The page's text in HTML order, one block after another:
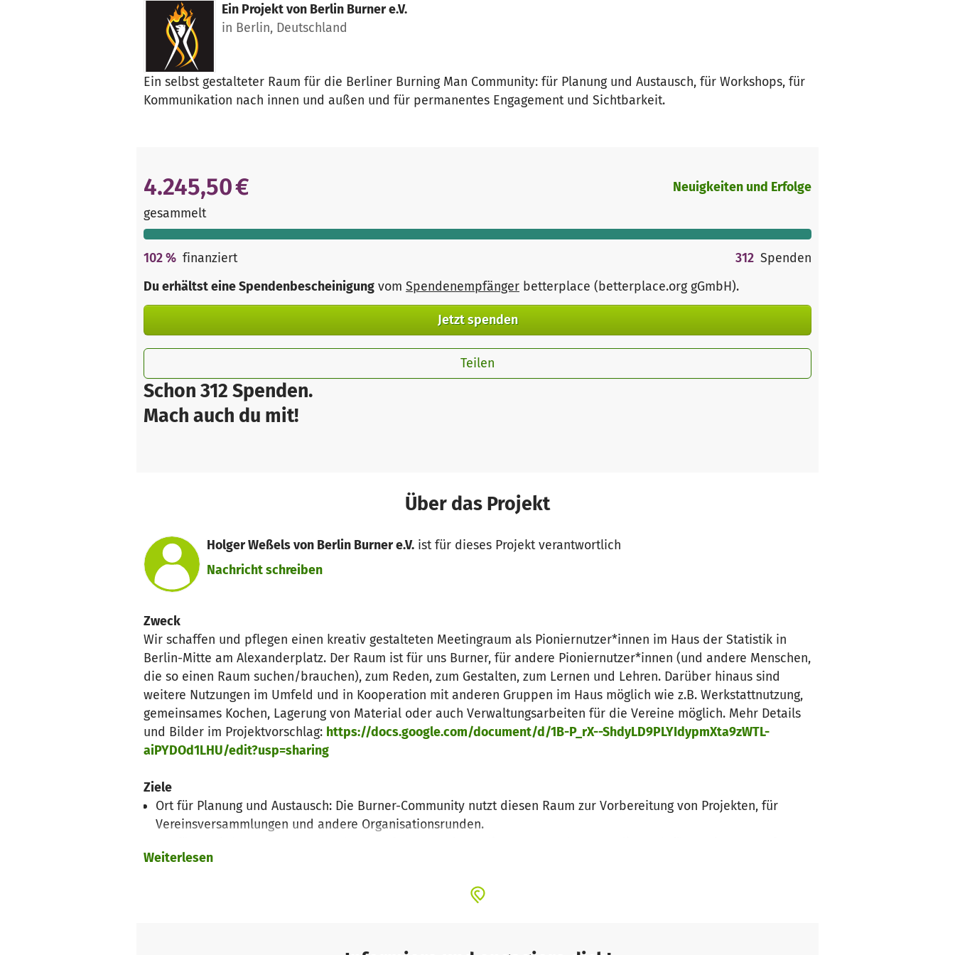
Ein Projekt von Berlin Burner e.V.
in Berlin, Deutschland
Ein selbst gestalteter Raum für die Berliner Burning Man Community: für Planung und Austausch, für Workshops, für
Kommunikation nach innen und außen und für permanentes Engagement und Sichtbarkeit.
Schon 312 Spenden.
Mach auch du mit!
4.245,50 €
gesammelt
Neuigkeiten und Erfolge
102% finanziert 312 Spenden
Du erhältst eine Spendenbescheinigung vom Spendenempfänger betterplace (betterplace.org gGmbH).
Jetzt spenden
Teilen
Über das Projekt
Holger Weßels von Berlin Burner e.V.ist für dieses Projekt verantwortlich
Nachricht schreiben
Zweck
Wir schaffen und pflegen einen kreativ gestalteten Meetingraum als Pioniernutzer*innen im Haus der Statistik in
Berlin-Mitte am Alexanderplatz. Der Raum ist für uns Burner, für andere Pioniernutzer*innen (und andere Menschen,
die so einen Raum suchen/brauchen), zum Reden, zum Gestalten, zum Lernen und Lehren. Darüber hinaus sind
weitere Nutzungen im Umfeld und in Kooperation mit anderen Gruppen im Haus möglich wie z.B. Werkstattnutzung,
gemeinsames Kochen, Lagerung von Material oder auch Verwaltungsarbeiten für die Vereine möglich. Mehr Details
und Bilder im Projektvorschlag: https://docs.google.com/document/d/1B-P_rX--ShdyLD9PLYIdypmXta9zWTL-
aiPYDOd1LHU/edit?usp=sharing
Ziele
Ort für Planung und Austausch: Die Burner-Community nutzt diesen Raum zur Vorbereitung von Projekten, für
Vereinsversammlungen und andere Organisationsrunden.
Spendenbasis genutzt werden (unter Berücksichtigung der 10 Prinzipien).
für die Burner in Berlin und regelmäßiger Anlaufpunkt für Burner von anderen Orten mit regelmäßigen
Weiterlesen